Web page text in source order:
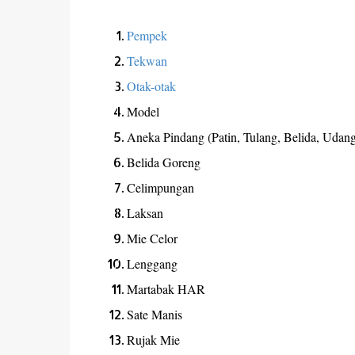
Pempek
Tekwan
Otak-otak
Model
Aneka Pindang (Patin, Tulang, Belida,
Belida Goreng
Celimpungan
Laksan
Mie Celor
Lenggang
Martabak HAR
Sate Manis
Rujak Mie